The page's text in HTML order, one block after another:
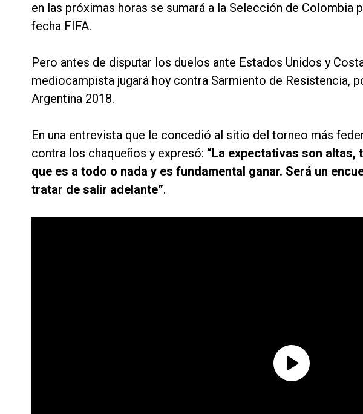
en las próximas horas se sumará a la Selección de Colombia
fecha FIFA.
Pero antes de disputar los duelos ante Estados Unidos y
mediocampista jugará hoy contra Sarmiento de Resistencia,
Argentina 2018.
En una entrevista que le concedió al sitio del torneo más
contra los chaqueños y expresó: “La expectativas son
que es a todo o nada y es fundamental ganar. Será un
tratar de salir adelante”.